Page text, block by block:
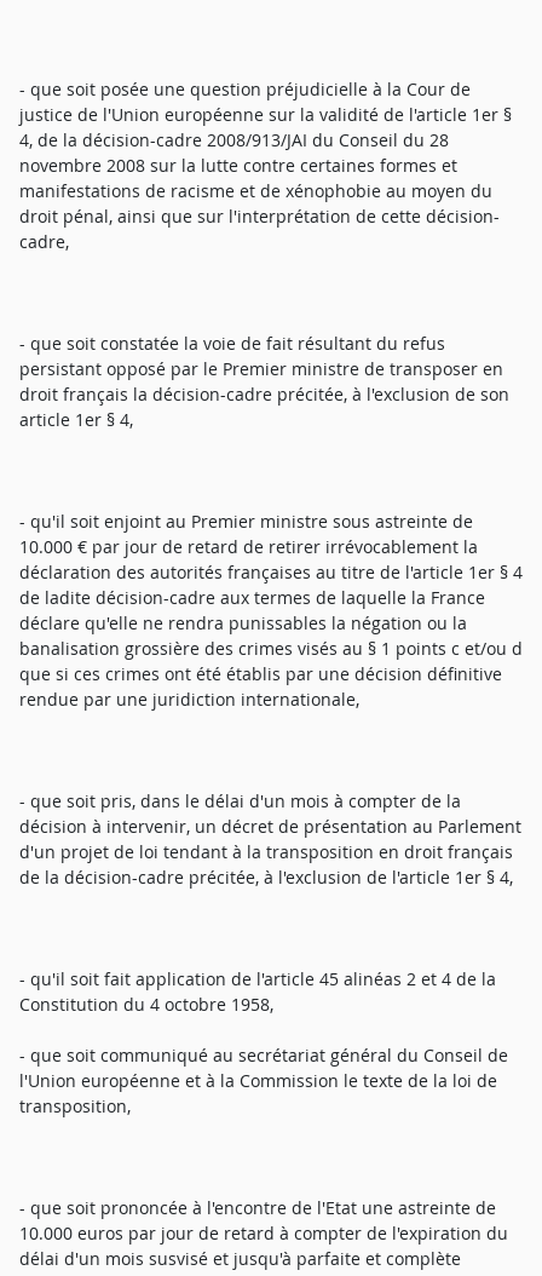
- que soit posée une question préjudicielle à la Cour de
justice de l'Union européenne sur la validité de l'article 1er §
4, de la décision-cadre 2008/913/JAI du Conseil du 28
novembre 2008 sur la lutte contre certaines formes et
manifestations de racisme et de xénophobie au moyen du
droit pénal, ainsi que sur l'interprétation de cette décision-
cadre,
- que soit constatée la voie de fait résultant du refus
persistant opposé par le Premier ministre de transposer en
droit français la décision-cadre précitée, à l'exclusion de son
article 1er § 4,
- qu'il soit enjoint au Premier ministre sous astreinte de
10.000 € par jour de retard de retirer irrévocablement la
déclaration des autorités françaises au titre de l'article 1er § 4
de ladite décision-cadre aux termes de laquelle la France
déclare qu'elle ne rendra punissables la négation ou la
banalisation grossière des crimes visés au § 1 points c et/ou d
que si ces crimes ont été établis par une décision définitive
rendue par une juridiction internationale,
- que soit pris, dans le délai d'un mois à compter de la
décision à intervenir, un décret de présentation au Parlement
d'un projet de loi tendant à la transposition en droit français
de la décision-cadre précitée, à l'exclusion de l'article 1er § 4,
- qu'il soit fait application de l'article 45 alinéas 2 et 4 de la
Constitution du 4 octobre 1958,
- que soit communiqué au secrétariat général du Conseil de
l'Union européenne et à la Commission le texte de la loi de
transposition,
- que soit prononcée à l'encontre de l'Etat une astreinte de
10.000 euros par jour de retard à compter de l'expiration du
délai d'un mois susvisé et jusqu'à parfaite et complète